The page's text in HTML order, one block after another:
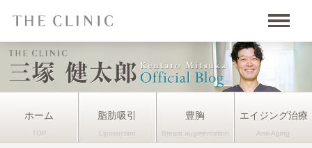
ホーム 脂肪吸引 豊胸 エイジング治療